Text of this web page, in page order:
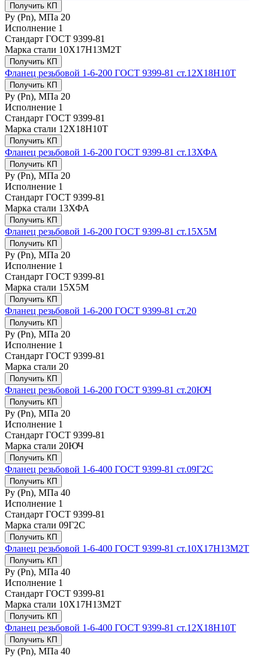
Получить КП
Ру (Рn), МПа 20
Исполнение 1
Стандарт ГОСТ 9399-81
Марка стали 10Х17Н13М2Т
Получить КП
Фланец резьбовой 1-6-200 ГОСТ 9399-81 ст.12Х18Н10Т
Получить КП
Ру (Рn), МПа 20
Исполнение 1
Стандарт ГОСТ 9399-81
Марка стали 12Х18Н10Т
Получить КП
Фланец резьбовой 1-6-200 ГОСТ 9399-81 ст.13ХФА
Получить КП
Ру (Рn), МПа 20
Исполнение 1
Стандарт ГОСТ 9399-81
Марка стали 13ХФА
Получить КП
Фланец резьбовой 1-6-200 ГОСТ 9399-81 ст.15Х5М
Получить КП
Ру (Рn), МПа 20
Исполнение 1
Стандарт ГОСТ 9399-81
Марка стали 15Х5М
Получить КП
Фланец резьбовой 1-6-200 ГОСТ 9399-81 ст.20
Получить КП
Ру (Рn), МПа 20
Исполнение 1
Стандарт ГОСТ 9399-81
Марка стали 20
Получить КП
Фланец резьбовой 1-6-200 ГОСТ 9399-81 ст.20ЮЧ
Получить КП
Ру (Рn), МПа 20
Исполнение 1
Стандарт ГОСТ 9399-81
Марка стали 20ЮЧ
Получить КП
Фланец резьбовой 1-6-400 ГОСТ 9399-81 ст.09Г2С
Получить КП
Ру (Рn), МПа 40
Исполнение 1
Стандарт ГОСТ 9399-81
Марка стали 09Г2С
Получить КП
Фланец резьбовой 1-6-400 ГОСТ 9399-81 ст.10Х17Н13М2Т
Получить КП
Ру (Рn), МПа 40
Исполнение 1
Стандарт ГОСТ 9399-81
Марка стали 10Х17Н13М2Т
Получить КП
Фланец резьбовой 1-6-400 ГОСТ 9399-81 ст.12Х18Н10Т
Получить КП
Ру (Рn), МПа 40